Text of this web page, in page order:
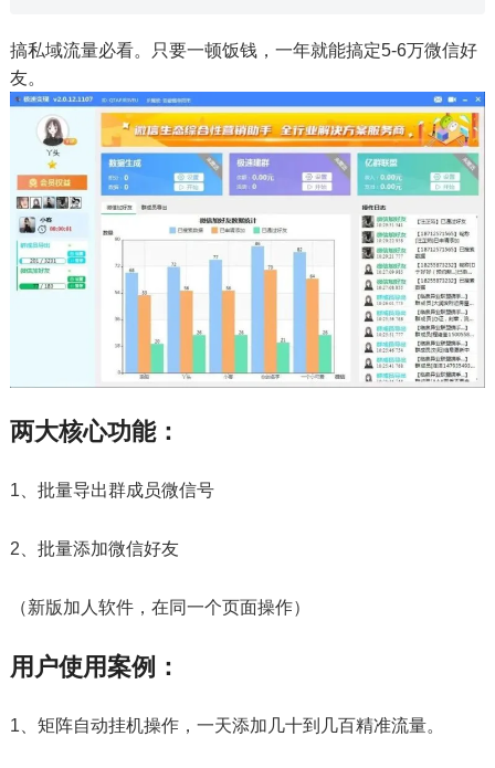
搞私域流量必看。只要一顿饭钱，一年就能搞定5-6万微信好
友。
两大核心功能：
1、批量导出群成员微信号
2、批量添加微信好友
（新版加人软件，在同一个页面操作）
用户使用案例：
1、矩阵自动挂机操作，一天添加几十到几百精准流量。